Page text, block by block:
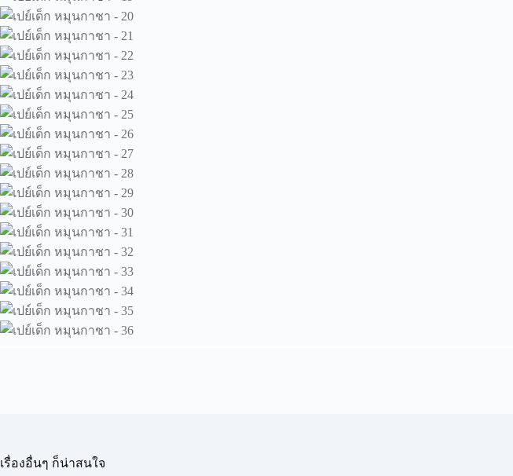
เรื่องอื่นๆ ก็น่าสนใจ